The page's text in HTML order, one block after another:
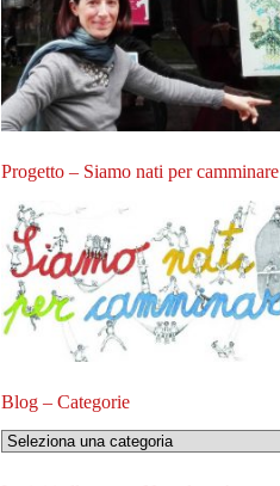
Progetto – Siamo nati per camminare
Blog – Categorie
Blog
–